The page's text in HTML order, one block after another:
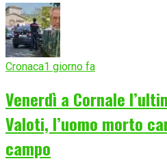
Cronaca1 giorno fa
Venerdì a Cornale
Valoti, l’uomo morto
campo